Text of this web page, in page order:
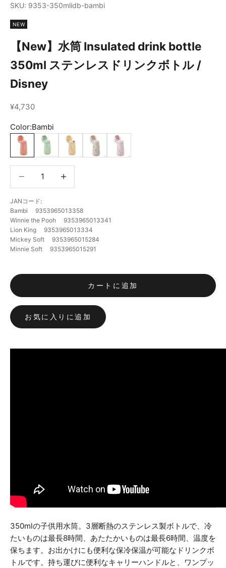
SKU: 9353-350mlidb-bambi
NEW
【New】水筒 Insulated drink bottle
350ml ステンレスドリンクボトル /
Disney
セール価格
¥4,730
Color:Bambi
Bambi
Winnie the Pooh
Lion KingMickey SoftMinnie Soft
数量を減らす
JANコード:
Bambi 9353965013358
Winnie the Pooh 9353965013341
Lion King 9353965013334
Mickey Soft 9353965015284
Minnie Soft 9353965015291
カートに追加
お気に入りに追加
350mlの子供用水筒。3層断熱のステンレス製ボトルで、冷
たいものは最長8時間、あたたかいものは最長6時間、温度を
保ちます。お出かけにも便利な保冷保温が可能なドリンクボ
トルです。持ち運びに便利なキャリーハンドルと、ワンプッ